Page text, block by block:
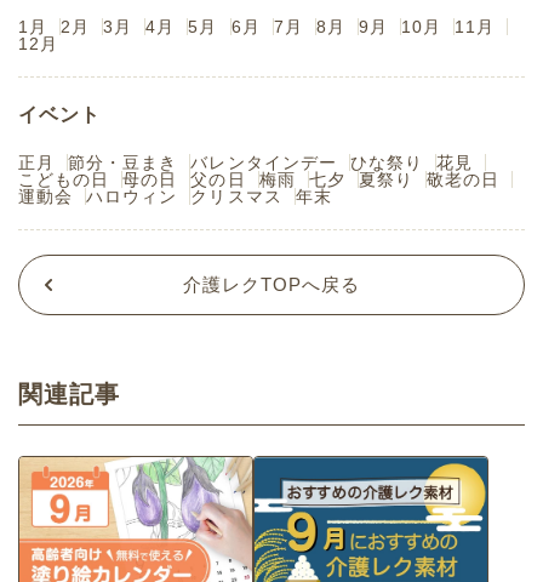
1月 2月 3月 4月 5月 6月 7月 8月 9月 10月
11月
12月
イベント
正月 節分・豆まき バレンタインデー ひな祭り
花見
こどもの日
母の日 父の日 梅雨 七夕 夏祭り
敬老の日
運動会
ハロウィン クリスマス 年末
介護レクTOPへ戻る
関連記事